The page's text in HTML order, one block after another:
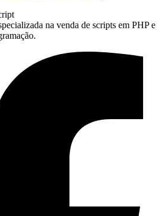
na venda de scripts em PHP e